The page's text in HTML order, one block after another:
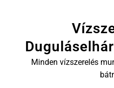
Minden vízszerelés